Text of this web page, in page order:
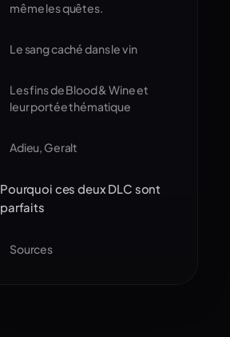
même les quêtes.
Le sang caché dans le vin
Les fins de Blood & Wine et
leur portée thématique
Adieu, Geralt
Pourquoi ces deux DLC sont
parfaits
Sources